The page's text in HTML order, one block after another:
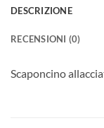
DESCRIZIONE
RECENSIONI (0)
Scaponcino